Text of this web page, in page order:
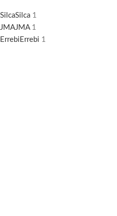
SilcaSilca 1
JMAJMA 1
Errebi Errebi 1